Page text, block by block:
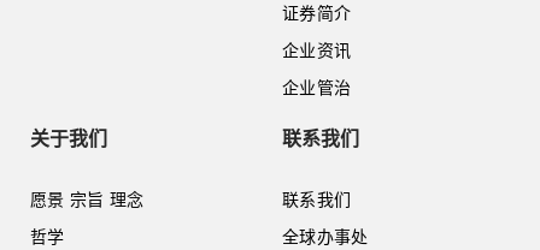
证券简介
企业资讯
企业管治
关于我们
愿景 宗旨 理念
哲学
联系我们
联系我们
全球办事处